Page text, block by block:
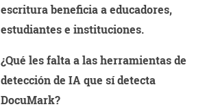
escritura beneficia a educadores,
estudiantes e instituciones.
¿Qué les falta a las herramientas de
detección de IA que sí detecta
DocuMark?